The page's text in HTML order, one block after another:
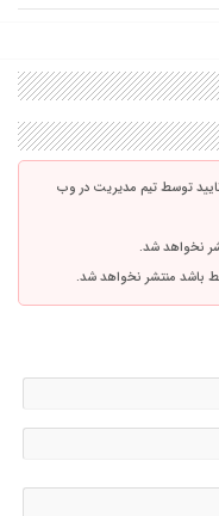
توسط تیم مدیریت در وب
نخواهد شد.
باشد منتشر نخواهد شد.